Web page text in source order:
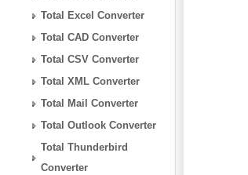
Total Excel Converter
Total CAD Converter
Total CSV Converter
Total XML Converter
Total Mail Converter
Total Outlook Converter
Total Thunderbird
Converter